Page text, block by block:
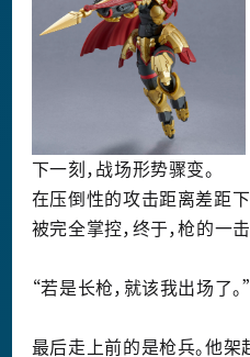
下一刻，战场形势骤变。
在压倒性的攻击距离差距下
被完全掌控，终于，枪的一
“若是长枪，就该我出场了。”
最后走上前的是枪兵。他架